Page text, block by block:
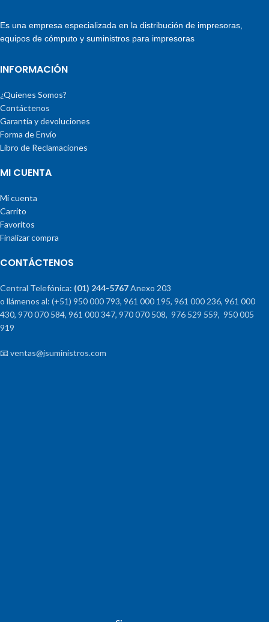
Es una empresa especializada en la distribución de impresoras,
equipos de cómputo y suministros para impresoras
INFORMACIÓN
¿Quienes Somos?
Contáctenos
Garantía y devoluciones
Forma de Envío
Libro de Reclamaciones
MI CUENTA
Mi cuenta
Carrito
Favoritos
Finalizar compra
CONTÁCTENOS
Central Telefónica: (01) 244-5767Anexo 203
o llámenos al: (+51) 950 000 793, 961 000 195, 961 000 236, 961 000
430, 970 070 584, 961 000 347, 970 070 508, 976 529 559, 950 005
919
📧 ventas@jsuministros.com